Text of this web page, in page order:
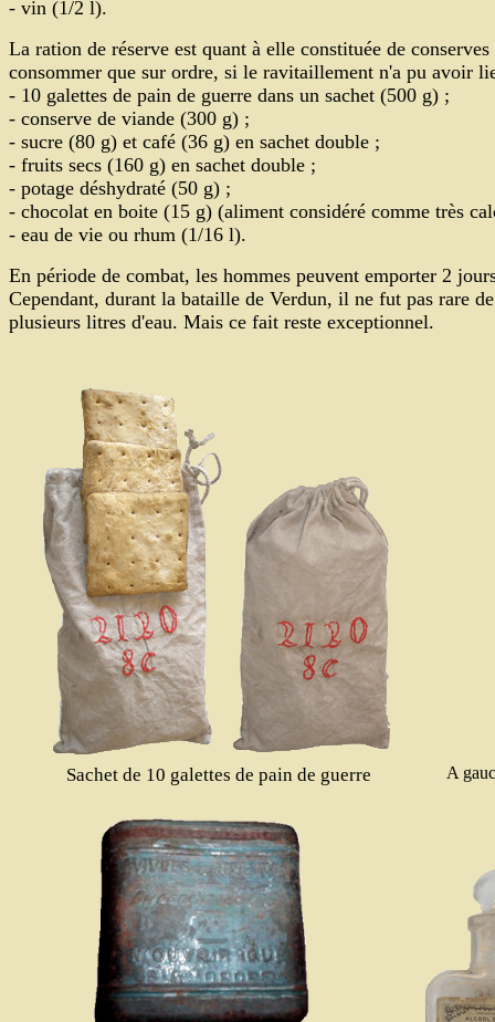
- vin (1/2 l).
La ration de réserve est quant à elle constituée de
consommer que sur ordre, si le ravitaillement n'a pu avoir
- 10 galettes de pain de guerre dans un sachet (500 g) ;
- conserve de viande (300 g) ;
- sucre (80 g) et café (36 g) en sachet double ;
- fruits secs (160 g) en sachet double ;
- potage déshydraté (50 g) ;
- chocolat en boite (15 g) (aliment considéré comme très
- eau de vie ou rhum (1/16 l).
En période de combat, les hommes peuvent emporter 2
Cependant, durant la bataille de Verdun, il ne fut pas rare
plusieurs litres d'eau. Mais ce fait reste exceptionnel.
Sachet de 10 galettes de pain de guerre A